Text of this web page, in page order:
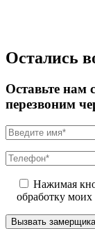
Остались
Оставьте нам
перезвоним
Нажимая
обработку